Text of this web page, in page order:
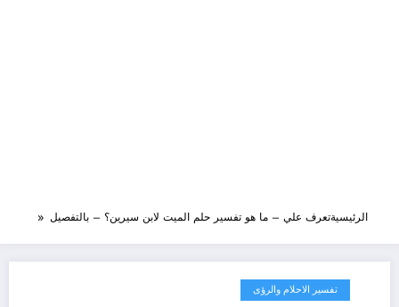
الرئيسيةتعرف علي – ما هو تفسير حلم الميت لابن سيرين؟ – بالتفصيل
تفسير الاحلام والرؤى